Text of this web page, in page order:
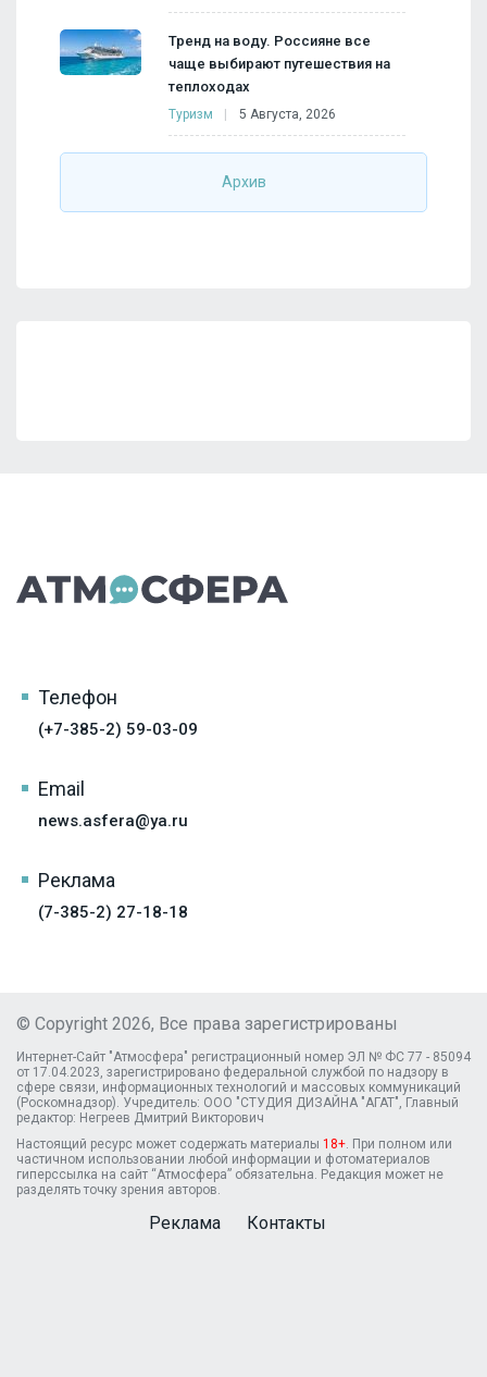
Тренд на воду. Россияне все
чаще выбирают путешествия на
теплоходах
Туризм 5 Августа, 2026
Архив
Телефон
(+7-385-2) 59-03-09
Email
news.asfera@ya.ru
Реклама
(7-385-2) 27-18-18
© Copyright 2026, Все права зарегистрированы
Интернет-Сайт "Атмосфера" регистрационный номер ЭЛ № ФС 77 - 85094
от 17.04.2023, зарегистрировано федеральной службой по надзору в
сфере связи, информационных технологий и массовых коммуникаций
(Роскомнадзор). Учредитель: ООО "СТУДИЯ ДИЗАЙНА "АГАТ", Главный
редактор: Негреев Дмитрий Викторович
Настоящий ресурс может содержать материалы 18+ . При полном или
частичном использовании любой информации и фотоматериалов
гиперссылка на сайт “Атмосфера” обязательна. Редакция может не
разделять точку зрения авторов.
Реклама Контакты